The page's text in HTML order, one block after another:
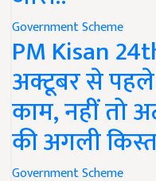
Government Scheme
PM Kisan
अक्टूबर से
काम, नहीं तो
की अगली
Government Scheme